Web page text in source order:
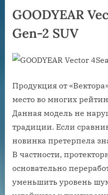
GOODYEAR
Gen-2 SUV
Продукция от
место во многих
Данная модель не
традиции. Если
новинка претерпела
В частности,
основательно
уменьшить уровень